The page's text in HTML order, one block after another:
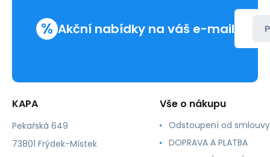
% Akční nabídky na váš e-mail
KAPA
Pekařská 649
73801 Frýdek-Místek
Vše o nákupu
Odstoupení od smlouvy
DOPRAVA A PLATBA